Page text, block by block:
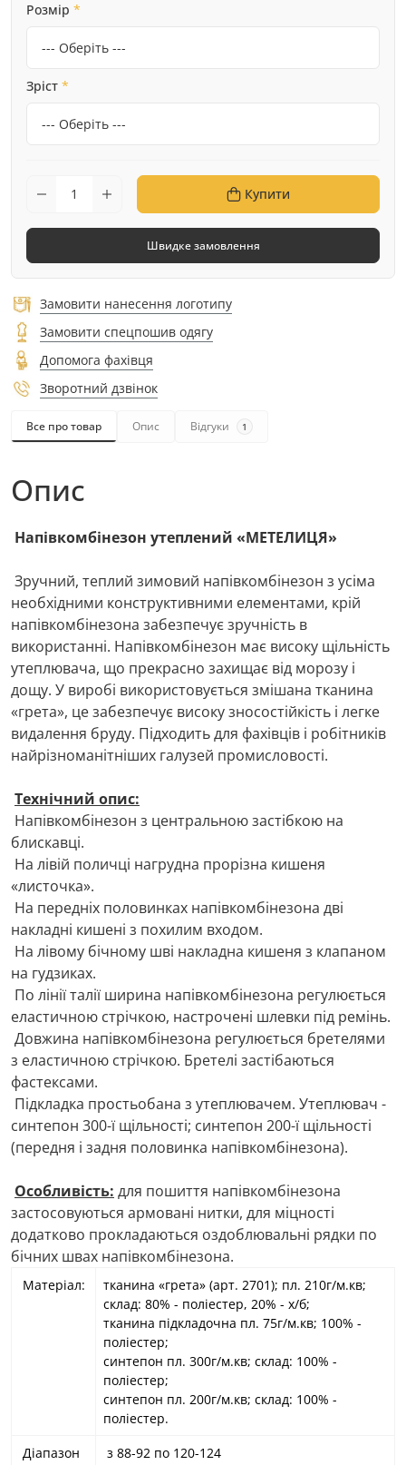
Розмір *
Зріст *
Купити
Швидке замовлення
Замовити нанесення логотипу
Замовити спецпошив одягу
Допомога фахівця
Зворотний дзвінок
Все про товар Опис Відгуки 1
Опис
Напівкомбінезон​ утеплений «МЕТЕЛИЦЯ»
Зручний, теплий зимовий напівкомбінезон з усіма
необхідними конструктивними елементами, крій
напівкомбінезона забезпечує зручність в
використанні. Напівкомбінезон має високу щільність
утеплювача, що прекрасно захищає від морозу і
дощу. У виробі використовується змішана тканина
«грета», це забезпечує високу зносостійкість і легке
видалення бруду. Підходить для фахівців і робітників
найрізноманітніших галузей промисловості.
Технічний опис:
Напівкомбінезон з центральною застібкою на
блискавці.
На лівій поличці нагрудна прорізна кишеня
«листочка».
На передніх половинках напівкомбінезона дві
накладні кишені з похилим входом.
На лівому бічному шві накладна кишеня з клапаном
на гудзиках.
По лінії талії ширина напівкомбінезона регулюється
еластичною стрічкою, настрочені шлевки під ремінь.
Довжина напівкомбінезона регулюється бретелями
з еластичною стрічкою. Бретелі застібаються
фастексами.
Підкладка простьобана з утеплювачем. Утеплювач -
синтепон 300-ї щільності; синтепон 200-ї щільності
(передня і задня половинка напівкомбінезона).
Особливість: для пошиття напівкомбінезона
застосовуються армовані нитки, для міцності
додатково прокладаються оздоблювальні рядки по
бічних швах напівкомбінезона.
Матеріал:
тканина «грета» (арт. 2701); пл. 210г/м.кв;
склад: 80% - поліестер, 20% - х/б;
тканина підкладочна пл. 75г/м.кв; 100% -
поліестер;
синтепон пл. 300г/м.кв; склад: 100% -
поліестер;
синтепон пл. 200г/м.кв; склад: 100% -
поліестер.
Діапазон
з 88-92 по 120-124